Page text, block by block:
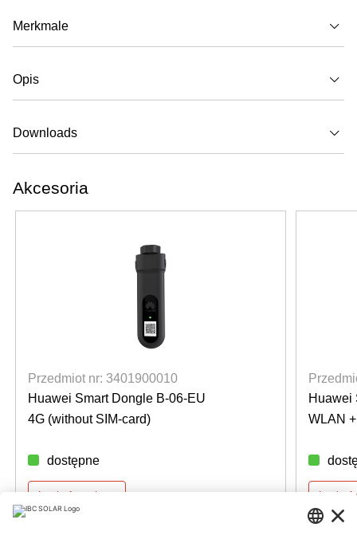
Merkmale
Opis
Downloads
Akcesoria
Przedmiot nr: 3401900010
Huawei Smart Dongle B-06-EU
4G (without SIM-card)
dostępne
Login for prices
Huawei
WLAN
Login